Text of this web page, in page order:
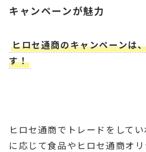
キャンペーンが魅力
ヒロセ通商のキャンペーンは
す！
ヒロセ通商でトレードをして
に応じて食品やヒロセ通商オ